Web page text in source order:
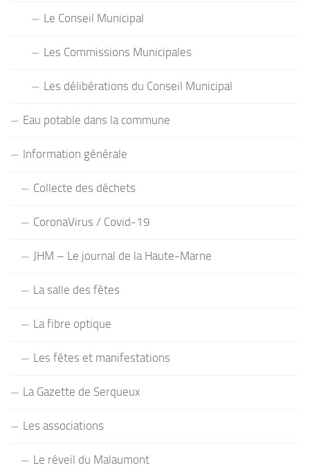
Le Conseil Municipal
Les Commissions Municipales
Les délibérations du Conseil Municipal
Eau potable dans la commune
Information générale
Collecte des déchets
CoronaVirus / Covid-19
JHM – Le journal de la Haute-Marne
La salle des fêtes
La fibre optique
Les fêtes et manifestations
La Gazette de Serqueux
Les associations
Le réveil du Malaumont